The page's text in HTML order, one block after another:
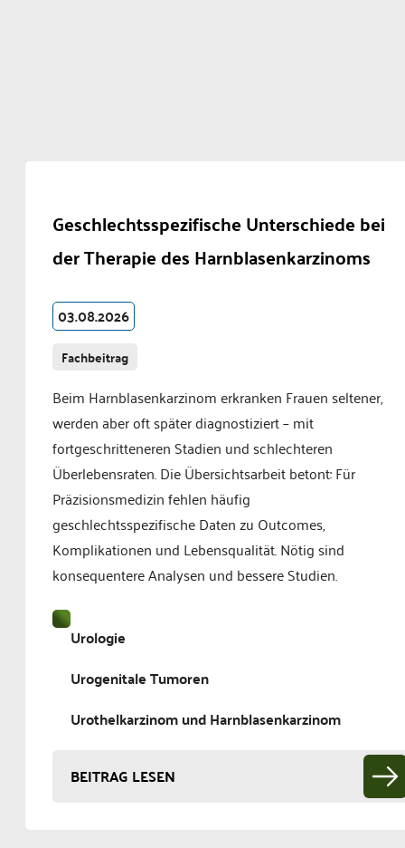
Geschlechtsspezifische Unterschiede bei
der Therapie des Harnblasenkarzinoms
03.08.2026
Fachbeitrag
Beim Harnblasenkarzinom erkranken Frauen seltener,
werden aber oft später diagnostiziert – mit
fortgeschritteneren Stadien und schlechteren
Überlebensraten. Die Übersichtsarbeit betont: Für
Präzisionsmedizin fehlen häufig
geschlechtsspezifische Daten zu Outcomes,
Komplikationen und Lebensqualität. Nötig sind
konsequentere Analysen und bessere Studien.
Urologie
Urogenitale Tumoren
Urothelkarzinom und Harnblasenkarzinom
BEITRAG LESEN